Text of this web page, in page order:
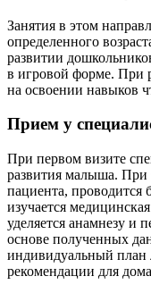
Занятия в этом
определенного
развитии
в игровой форме. При
на освоении навыков
Прием у
При первом визите
развития малыша. При
пациента, проводится
изучается
уделяется анамнезу и
основе полученных
индивидуальный план
рекомендации для